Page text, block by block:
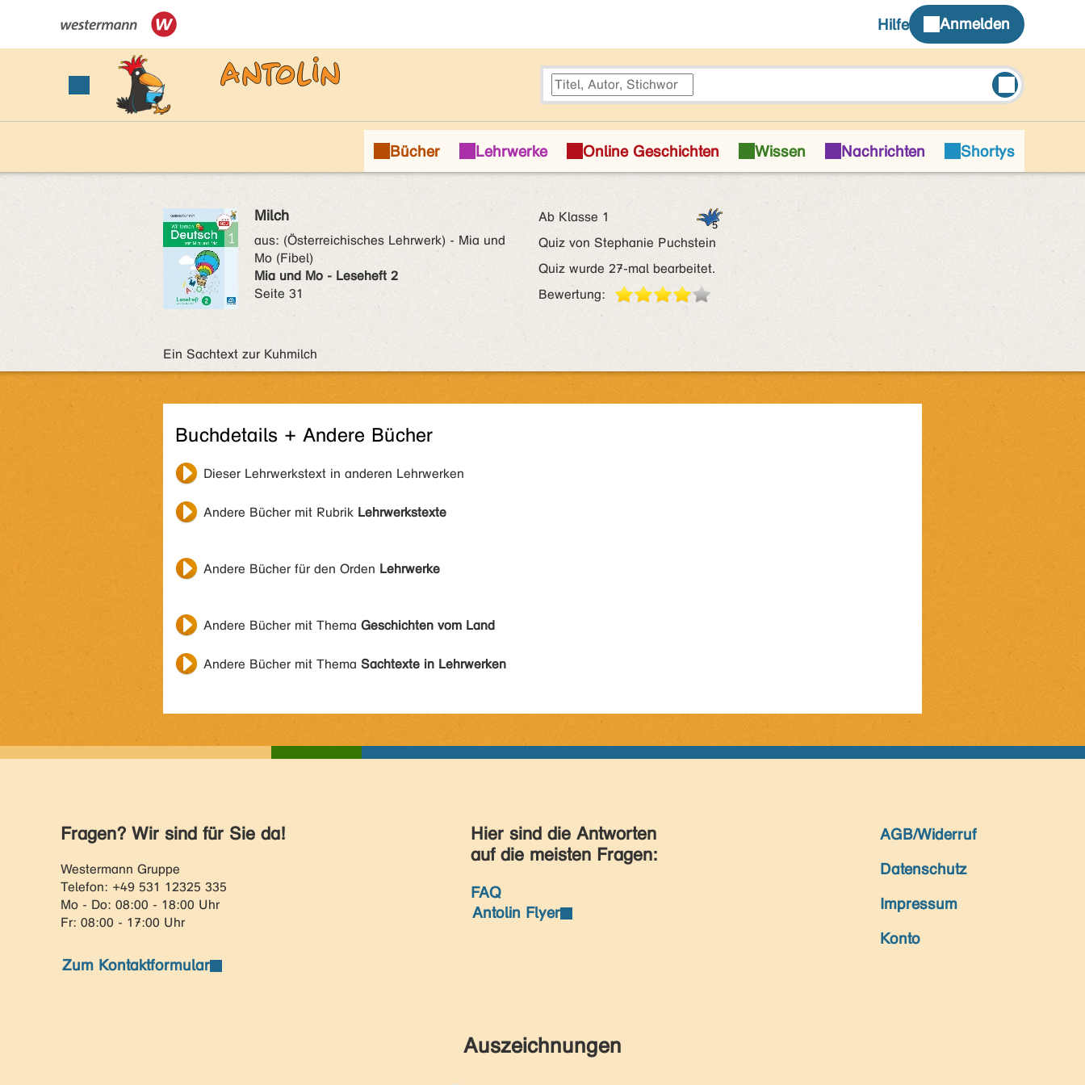
Milch
aus: (Österreichisches Lehrwerk) - Mia und
Mo (Fibel)
Mia und Mo - Leseheft 2
Seite 31
Ab Klasse 1
Quiz von Stephanie Puchstein
Quiz wurde 27-mal bearbeitet.
Bewertung:
Ein Sachtext zur Kuhmilch
Buchdetails + Andere Bücher
Dieser Lehrwerkstext in anderen Lehrwerken
Andere Bücher mit Rubrik Lehrwerkstexte
Andere Bücher für den Orden Lehrwerke
Andere Bücher mit Thema Geschichten vom Land
Andere Bücher mit Thema Sachtexte in Lehrwerken